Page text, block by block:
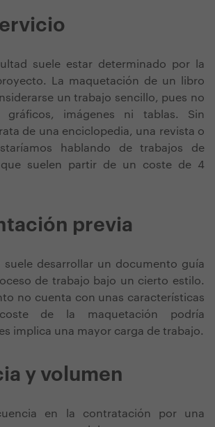
suele estar determinado por la
La maquetación de un libro
un trabajo sencillo, pues no
gráficos, imágenes ni tablas. Sin
de una enciclopedia, una revista o
hablando de trabajos de
suelen partir de un coste de 4
previa
suele desarrollar un documento guía
de trabajo bajo un cierto estilo.
no cuenta con unas características
de la maquetación podría
implica una mayor carga de trabajo.
y volumen
en la contratación por una